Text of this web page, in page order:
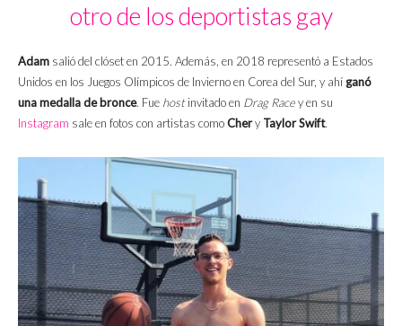
otro de los deportistas gay
Adam salió del clóset en 2015. Además, en 2018 representó a Estados
Unidos en los Juegos Olímpicos de Invierno en Corea del Sur, y ahíganó
una medalla de bronce. Fue hostinvitado en Drag Racey en su
Instagram sale en fotos con artistas comoChery Taylor Swift.